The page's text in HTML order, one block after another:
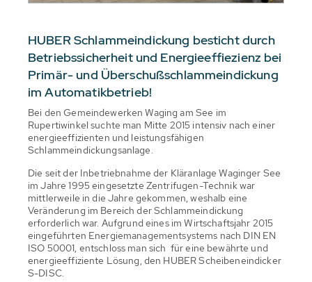
HUBER Schlammeindickung besticht durch
Betriebssicherheit und Energieeffiezienz bei
Primär- und Überschußschlammeindickung
im Automatikbetrieb!
Bei den Gemeindewerken Waging am See im
Rupertiwinkel suchte man Mitte 2015 intensiv nach einer
energieeffizienten und leistungsfähigen
Schlammeindickungsanlage.
Die seit der Inbetriebnahme der Kläranlage Waginger See
im Jahre 1995 eingesetzte Zentrifugen-Technik war
mittlerweile in die Jahre gekommen, weshalb eine
Veränderung im Bereich der Schlammeindickung
erforderlich war. Aufgrund eines im Wirtschaftsjahr 2015
eingeführten Energiemanagementsystems nach DIN EN
ISO 50001, entschloss man sich für eine bewährte und
energieeffiziente Lösung, den HUBER Scheibeneindicker
S-DISC.